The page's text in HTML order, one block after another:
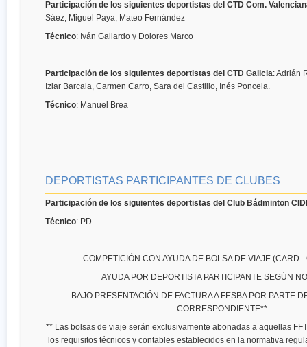
Participación de los siguientes deportistas del CTD Com.
Sáez, Miguel Paya, Mateo Fernández
Técnico: Iván Gallardo y Dolores Marco
Participación de los siguientes deportistas del CTD Galicia: Adrián
Iziar Barcala, Carmen Carro, Sara del Castillo, Inés Poncela.
Técnico: Manuel Brea
DEPORTISTAS PARTICIPANTES DE CLUBES
Participación de los siguientes deportistas del Club Bádminton
Técnico: PD
COMPETICIÓN CON AYUDA DE BOLSA DE VIAJE (CARD
AYUDA POR DEPORTISTA PARTICIPANTE SEGÚN
BAJO PRESENTACIÓN DE FACTURA A FESBA POR PARTE
CORRESPONDIENTE**
** Las bolsas de viaje serán exclusivamente abonadas a aquellas
los requisitos técnicos y contables establecidos en la normativa